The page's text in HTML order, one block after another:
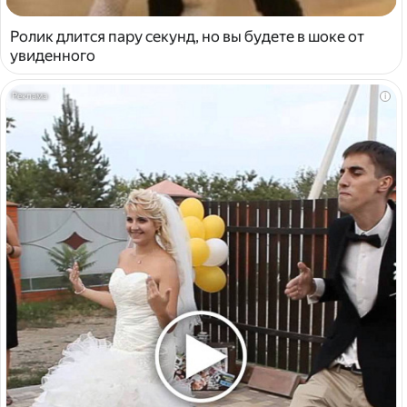
Ролик длится пару секунд, но вы будете в шоке от
увиденного
i